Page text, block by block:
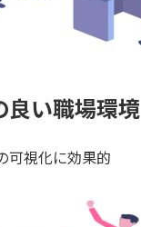
良い職場環境
可視化に効果的